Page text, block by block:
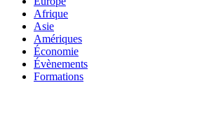
Afrique
Asie
Amériques
Économie
Évènements
Formations